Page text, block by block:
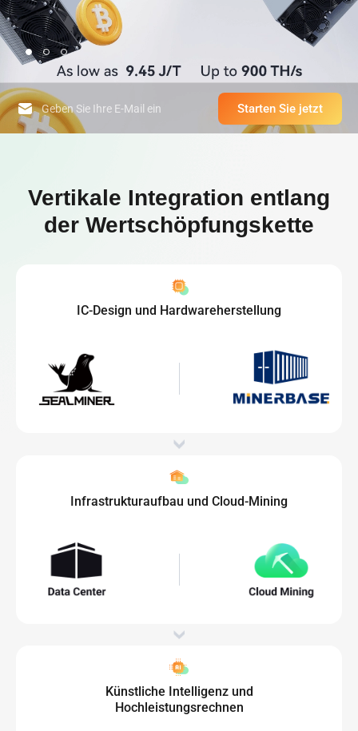
Starten Sie jetzt
Vertikale Integration entlang
der Wertschöpfungskette
IC-Design und Hardwareherstellung
Infrastrukturaufbau und Cloud-Mining
Künstliche Intelligenz und
Hochleistungsrechnen